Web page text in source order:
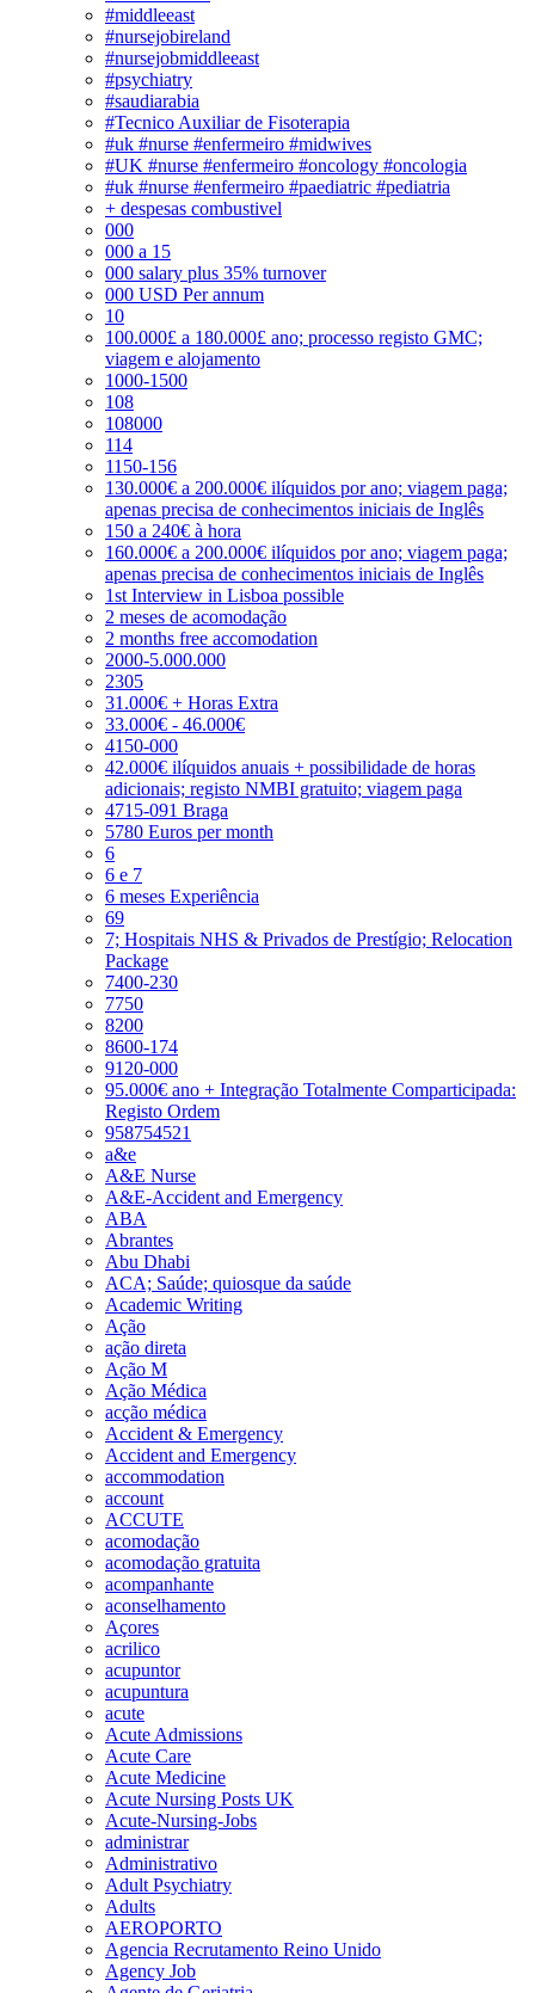
#middleeast
#nursejobireland
#nursejobmiddleeast
#psychiatry
#saudiarabia
#Tecnico Auxiliar de Fisoterapia
#uk #nurse #enfermeiro #midwives
#UK #nurse #enfermeiro #oncology #oncologia
#uk #nurse #enfermeiro #paediatric #pediatria
+ despesas combustivel
000
000 a 15
000 salary plus 35% turnover
000 USD Per annum
10
100.000£ a 180.000£ ano; processo registo GMC;
viagem e alojamento
1000-1500
108
108000
114
1150-156
130.000€ a 200.000€ ilíquidos por ano; viagem paga;
apenas precisa de conhecimentos iniciais de Inglês
150 a 240€ à hora
160.000€ a 200.000€ ilíquidos por ano; viagem paga;
apenas precisa de conhecimentos iniciais de Inglês
1st Interview in Lisboa possible
2 meses de acomodação
2 months free accomodation
2000-5.000.000
2305
31.000€ + Horas Extra
33.000€ - 46.000€
4150-000
42.000€ ilíquidos anuais + possibilidade de horas
adicionais; registo NMBI gratuito; viagem paga
4715-091 Braga
5780 Euros per month
6
6 e 7
6 meses Experiência
69
7; Hospitais NHS & Privados de Prestígio; Relocation
Package
7400-230
7750
8200
8600-174
9120-000
95.000€ ano + Integração Totalmente Comparticipada:
Registo Ordem
958754521
a&e
A&E Nurse
A&E-Accident and Emergency
ABA
Abrantes
Abu Dhabi
ACA; Saúde; quiosque da saúde
Academic Writing
Ação
ação direta
Ação M
Ação Médica
acção médica
Accident & Emergency
Accident and Emergency
accommodation
account
ACCUTE
acomodação
acomodação gratuita
acompanhante
aconselhamento
Açores
acrilico
acupuntor
acupuntura
acute
Acute Admissions
Acute Care
Acute Medicine
Acute Nursing Posts UK
Acute-Nursing-Jobs
administrar
Administrativo
Adult Psychiatry
Adults
AEROPORTO
Agencia Recrutamento Reino Unido
Agency Job